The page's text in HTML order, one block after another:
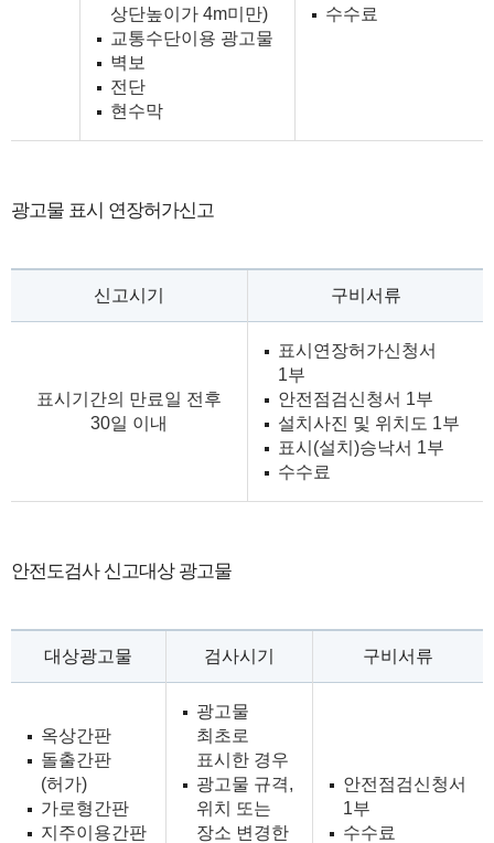
상단높이가 4m미만)
교통수단이용 광고물
벽보
전단
현수막
수수료
광고물 표시 연장허가신고
신고시기 구비서류
표시기간의 만료일 전후
30일 이내
표시연장허가신청서
1부
안전점검신청서 1부
설치사진 및 위치도 1부
표시(설치)승낙서 1부
수수료
안전도검사 신고대상 광고물
대상광고물 검사시기 구비서류
옥상간판
돌출간판
(허가)
가로형간판
지주이용간판
광고물
최초로
표시한 경우
광고물 규격,
위치 또는
장소 변경한
안전점검신청서
1부
수수료